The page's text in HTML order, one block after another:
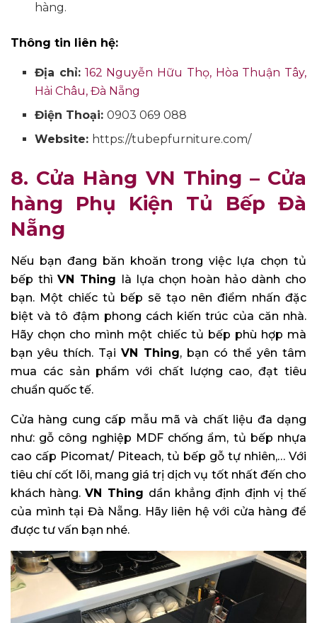
hàng.
Thông tin liên hệ:
Địa chỉ: 162 Nguyễn Hữu Thọ, Hòa Thuận Tây,
Hải Châu, Đà Nẵng
Điện Thoại:0903 069 088
Website: https://tubepfurniture.com/
8. Cửa Hàng VN Thing – Cửa
hàng Phụ Kiện Tủ Bếp Đà
Nẵng
Nếu bạn đang băn khoăn trong việc lựa chọn tủ
bếp thìVN Thing là lựa chọn hoàn hảo dành cho
bạn. Một chiếc tủ bếp sẽ tạo nên điểm nhấn đặc
biệt và tô đậm phong cách kiến trúc của căn nhà.
Hãy chọn cho mình một chiếc tủ bếp phù hợp mà
bạn yêu thích. Tại VN Thing, bạn có thể yên tâm
mua các sản phẩm với chất lượng cao, đạt tiêu
chuẩn quốc tế.
Cửa hàng cung cấp mẫu mã và chất liệu đa dạng
như: gỗ công nghiệp MDF chống ẩm, tủ bếp nhựa
cao cấp Picomat/ Piteach, tủ bếp gỗ tự nhiên,… Với
tiêu chí cốt lõi, mang giá trị dịch vụ tốt nhất đến cho
khách hàng.VN Thing dần khẳng định định vị thế
của mình tại Đà Nẵng. Hãy liên hệ với cửa hàng để
được tư vấn bạn nhé.